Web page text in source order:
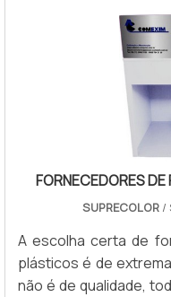
ÉSTER TIPO
acordo com o
FORNECEDORES
SUPRECOLOR/
A escolha certa de
plásticos é de
não é de qualidade,